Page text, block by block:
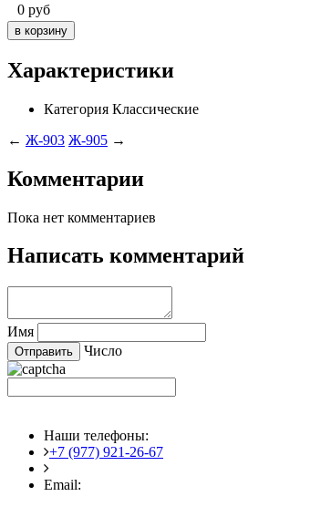
0 руб
Характеристики
Категория Классические
← Ж-903 Ж-905 →
Комментарии
Пока нет комментариев
Написать комментарий
Имя
Число
Наши телефоны:
+7 (977) 921-26-67
Email: